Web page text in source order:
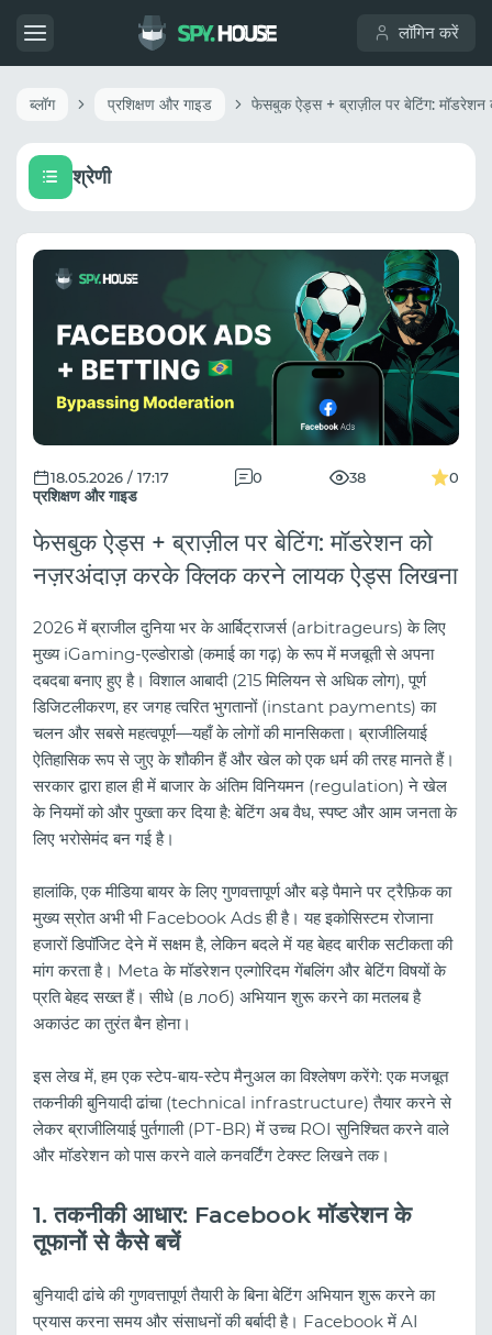
लॉगिन करें
ब्लॉग प्रशिक्षण और गाइड
श्रेणी
प्रशिक्षण और गाइड
18.05.2026 / 17:17 0 38 0
फेसबुक ऐड्स + ब्राज़ील पर बेटिंग: मॉडरेशन को
नज़रअंदाज़ करके क्लिक करने लायक ऐड्स लिखना
2026 में ब्राजील दुनिया भर के आर्बिट्राजर्स (arbitrageurs) के लिए
मुख्य iGaming-एल्डोराडो (कमाई का गढ़) के रूप में मजबूती से अपना
दबदबा बनाए हुए है। विशाल आबादी (215 मिलियन से अधिक लोग), पूर्ण
डिजिटलीकरण, हर जगह त्वरित भुगतानों (instant payments) का
चलन और सबसे महत्वपूर्ण—यहाँ के लोगों की मानसिकता। ब्राजीलियाई
ऐतिहासिक रूप से जुए के शौकीन हैं और खेल को एक धर्म की तरह मानते हैं।
सरकार द्वारा हाल ही में बाजार के अंतिम विनियमन (regulation) ने खेल
के नियमों को और पुख्ता कर दिया है: बेटिंग अब वैध, स्पष्ट और आम जनता के
लिए भरोसेमंद बन गई है।
हालांकि, एक मीडिया बायर के लिए गुणवत्तापूर्ण और बड़े पैमाने पर ट्रैफ़िक का
मुख्य स्रोत अभी भी Facebook Ads ही है। यह इकोसिस्टम रोजाना
हजारों डिपॉजिट देने में सक्षम है, लेकिन बदले में यह बेहद बारीक सटीकता की
मांग करता है। Meta के मॉडरेशन एल्गोरिदम गेंबलिंग और बेटिंग विषयों के
प्रति बेहद सख्त हैं। सीधे (в лоб) अभियान शुरू करने का मतलब है
अकाउंट का तुरंत बैन होना।
इस लेख में, हम एक स्टेप-बाय-स्टेप मैनुअल का विश्लेषण करेंगे: एक मजबूत
तकनीकी बुनियादी ढांचा (technical infrastructure) तैयार करने से
लेकर ब्राजीलियाई पुर्तगाली (PT-BR) में उच्च ROI सुनिश्चित करने वाले
और मॉडरेशन को पास करने वाले कनवर्टिंग टेक्स्ट लिखने तक।
1. तकनीकी आधार: Facebook मॉडरेशन के
तूफानों से कैसे बचें
बुनियादी ढांचे की गुणवत्तापूर्ण तैयारी के बिना बेटिंग अभियान शुरू करने का
प्रयास करना समय और संसाधनों की बर्बादी है। Facebook में AI